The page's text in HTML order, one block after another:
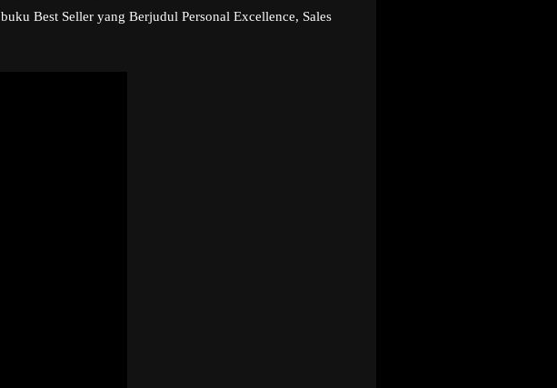
Best Seller yang Berjudul Personal Excellence, Sales